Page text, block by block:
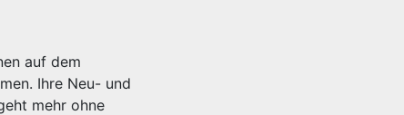
auf dem
Ihre Neu- und
mehr ohne